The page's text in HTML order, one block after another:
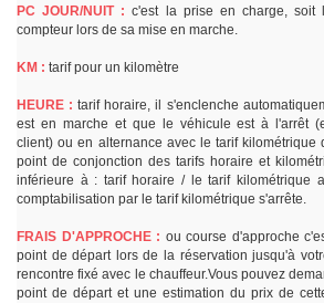
PC JOUR/NUIT : c'est la prise en charge, soit
compteur lors de sa mise en marche.
KM : tarif pour un kilomètre
HEURE : tarif horaire, il s'enclenche
est en marche et que le véhicule est à l'arrêt
client) ou en alternance avec le tarif kilométrique
point de conjonction des tarifs horaire et
inférieure à : tarif horaire / le tarif kilométrique
comptabilisation par le tarif kilométrique s'arrête.
FRAIS D'APPROCHE : ou course d'approche
point de départ lors de la réservation jusqu'à
rencontre fixé avec le chauffeur.Vous pouvez
point de départ et une estimation du prix de